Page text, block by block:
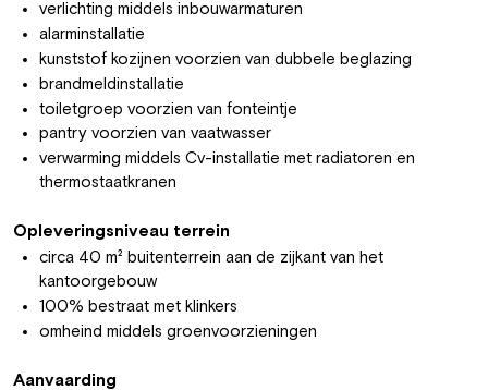
verlichting middels inbouwarmaturen
alarminstallatie
kunststof kozijnen voorzien van dubbele beglazing
brandmeldinstallatie
toiletgroep voorzien van fonteintje
pantry voorzien van vaatwasser
verwarming middels Cv-installatie met radiatoren en
thermostaatkranen
Opleveringsniveau terrein
circa 40 m² buitenterrein aan de zijkant van het
kantoorgebouw
100% bestraat met klinkers
omheind middels groenvoorzieningen
Aanvaarding